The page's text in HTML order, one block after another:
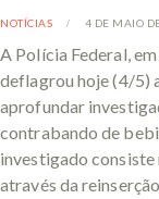
NOTÍCIAS 4 DE MAIO
A Polícia Federal,
deflagrou hoje (4/5)
aprofundar
contrabando de
investigado
através da